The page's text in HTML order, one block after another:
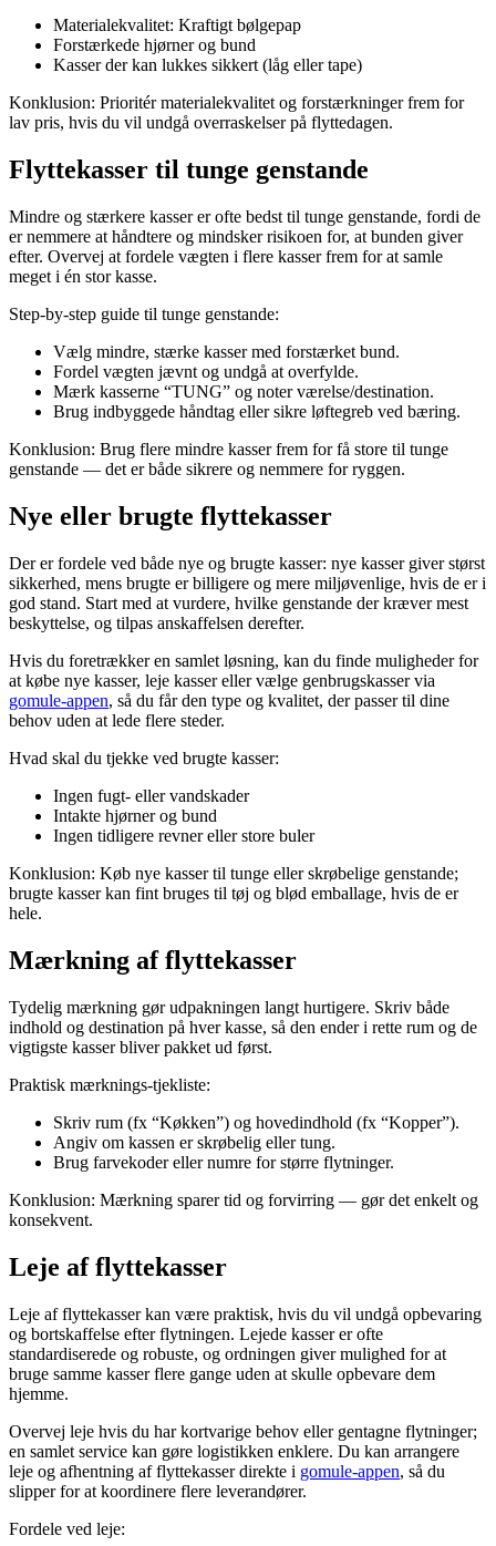
Materialekvalitet: Kraftigt bølgepap
Forstærkede hjørner og bund
Kasser der kan lukkes sikkert (låg eller tape)
Konklusion: Prioritér materialekvalitet og forstærkninger frem for
lav pris, hvis du vil undgå overraskelser på flyttedagen.
Flyttekasser til tunge genstande
Mindre og stærkere kasser er ofte bedst til tunge genstande, fordi de
er nemmere at håndtere og mindsker risikoen for, at bunden giver
efter. Overvej at fordele vægten i flere kasser frem for at samle
meget i én stor kasse.
Step-by-step guide til tunge genstande:
Vælg mindre, stærke kasser med forstærket bund.
Fordel vægten jævnt og undgå at overfylde.
Mærk kasserne “TUNG” og noter værelse/destination.
Brug indbyggede håndtag eller sikre løftegreb ved bæring.
Konklusion: Brug flere mindre kasser frem for få store til tunge
genstande — det er både sikrere og nemmere for ryggen.
Nye eller brugte flyttekasser
Der er fordele ved både nye og brugte kasser: nye kasser giver størst
sikkerhed, mens brugte er billigere og mere miljøvenlige, hvis de er i
god stand. Start med at vurdere, hvilke genstande der kræver mest
beskyttelse, og tilpas anskaffelsen derefter.
Hvis du foretrækker en samlet løsning, kan du finde muligheder for
at købe nye kasser, leje kasser eller vælge genbrugskasser via
gomule-appen, så du får den type og kvalitet, der passer til dine
behov uden at lede flere steder.
Hvad skal du tjekke ved brugte kasser:
Ingen fugt- eller vandskader
Intakte hjørner og bund
Ingen tidligere revner eller store buler
Konklusion: Køb nye kasser til tunge eller skrøbelige genstande;
brugte kasser kan fint bruges til tøj og blød emballage, hvis de er
hele.
Mærkning af flyttekasser
Tydelig mærkning gør udpakningen langt hurtigere. Skriv både
indhold og destination på hver kasse, så den ender i rette rum og de
vigtigste kasser bliver pakket ud først.
Praktisk mærknings-tjekliste:
Skriv rum (fx “Køkken”) og hovedindhold (fx “Kopper”).
Angiv om kassen er skrøbelig eller tung.
Brug farvekoder eller numre for større flytninger.
Konklusion: Mærkning sparer tid og forvirring — gør det enkelt og
konsekvent.
Leje af flyttekasser
Leje af flyttekasser kan være praktisk, hvis du vil undgå opbevaring
og bortskaffelse efter flytningen. Lejede kasser er ofte
standardiserede og robuste, og ordningen giver mulighed for at
bruge samme kasser flere gange uden at skulle opbevare dem
hjemme.
Overvej leje hvis du har kortvarige behov eller gentagne flytninger;
en samlet service kan gøre logistikken enklere. Du kan arrangere
leje og afhentning af flyttekasser direkte i gomule-appen, så du
slipper for at koordinere flere leverandører.
Fordele ved leje: